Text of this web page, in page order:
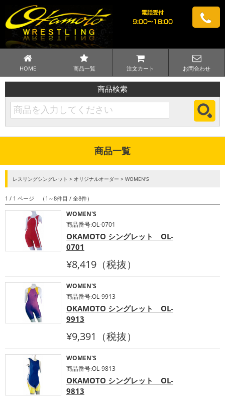
HOME 商品一覧 注文カート お問合わせ
商品検索
商品一覧
レスリングシングレット > オリジナルオーダー > WOMEN'S
1 / 1 ページ （1～8件目 / 全8件）
WOMEN'S
商品番号:OL-0701
OKAMOTO シングレット OL-
0701
¥8,419（税抜）
WOMEN'S
商品番号:OL-9913
OKAMOTO シングレット OL-
9913
¥9,391（税抜）
WOMEN'S
商品番号:OL-9813
OKAMOTO シングレット OL-
9813